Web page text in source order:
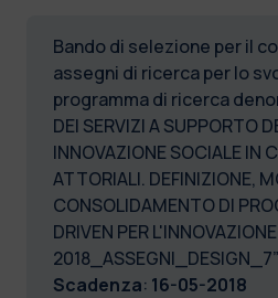
Bando di selezione per il
assegni di ricerca per lo
programma di ricerca
DEI SERVIZI A SUPPORTO
INNOVAZIONE SOCIALE IN
ATTORIALI. DEFINIZIONE,
CONSOLIDAMENTO DI
DRIVEN PER
2018_ASSEGNI_DESIGN_7”
Scadenza: 16-05-2018